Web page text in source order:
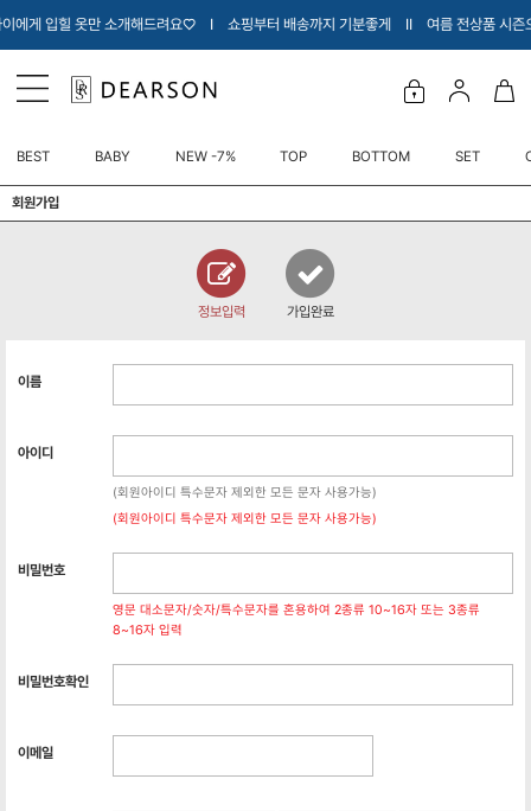
게 입힐 옷만 소개해드려요♡ Ι 쇼핑부터 배송까지 기분좋게 Ι Ι 여름 전상품 시즌
BEST BABY NEW -7% TOP BOTTOM SET
회원가입
정보입력 가입완료
이름
아이디
(회원아이디 특수문자 제외한 모든 문자 사용가능)
(회원아이디 특수문자 제외한 모든 문자 사용가능)
비밀번호
영문 대소문자/숫자/특수문자를 혼용하여 2종류 10~16자 또는 3종류
8~16자 입력
비밀번호확인
이메일